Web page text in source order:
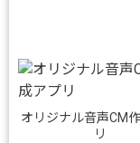
オリジナル音声CM
リ